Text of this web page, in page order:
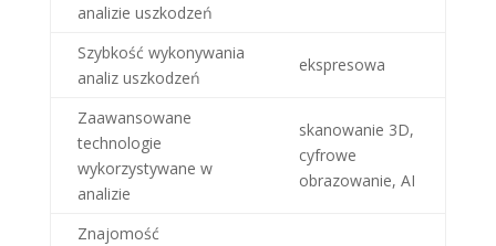
analizie uszkodzeń
Szybkość wykonywania
analiz uszkodzeń
ekspresowa
Zaawansowane
technologie
wykorzystywane w
analizie
skanowanie 3D,
cyfrowe
obrazowanie, AI
Znajomość